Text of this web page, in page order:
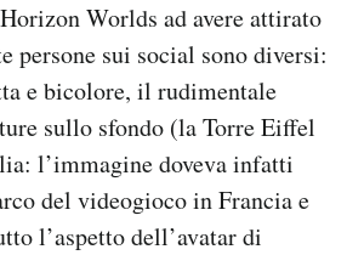
Worlds ad avere attirato
persone sui social sono diversi:
e bicolore, il rudimentale
sullo sfondo (la Torre Eiffel
l’immagine doveva infatti
del videogioco in Francia e
l’aspetto dell’avatar di